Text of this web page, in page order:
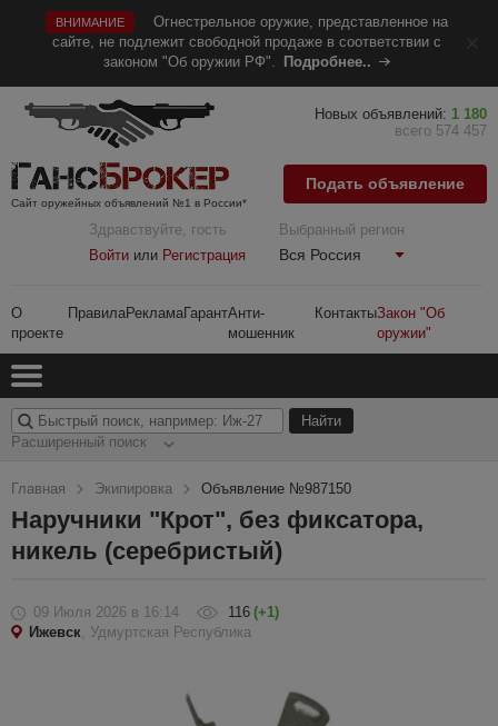
ВНИМАНИЕ
Огнестрельное оружие, представленное на
сайте, не подлежит свободной продаже в соответствии с
законом "Об оружии РФ".
Подробнее..
Сайт оружейных объявлений №1 в России*
Здравствуйте, гость
Войти или Регистрация
Выбранный регион
Вся Россия
О
проекте
ПравилаРекламаГарантАнти-
мошенник
КонтактыЗакон "Об
оружии"
Новых объявлений: 1 180
всего 574 457
Подать объявление
Расширенный поиск
Главная Экипировка Объявление №987150
Наручники "Крот", без фиксатора,
никель (серебристый)
09 Июля 2026 в 16:14 116 (+1)
Ижевск, Удмуртская Республика